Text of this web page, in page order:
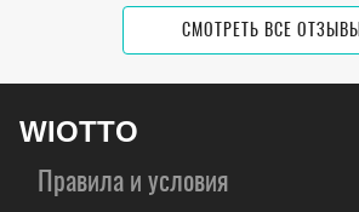
СМОТРЕТЬ ВСЕ ОТЗЫВЫ
WIOTTO
Правила и условия